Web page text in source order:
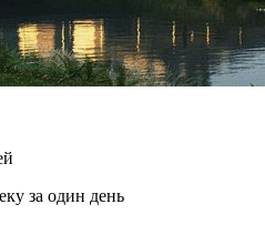
за один день